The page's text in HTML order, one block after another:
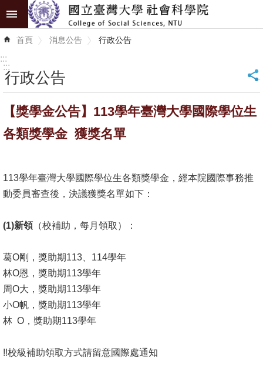
跳到主要內容區塊
進
階
識
學
單
究
消
息
公
國
首頁 消息公告 行政公告
:::
:::
行政公告 _
【獎學金公告】113學年臺灣大學國際學位生
各類獎學金 獲獎名單
113學年臺灣大學國際學位生各類獎學金，經本院國際事務推
動委員審查後，決議獲獎名單如下：
(1)新領（校補助，每月領取）：
葛O剛，獎助期113、114學年
林O恩，獎助期113學年
周O大，獎助期113學年
小O帆，獎助期113學年
林 O，獎助期113學年
!!校級補助領取方式請留意國際處通知